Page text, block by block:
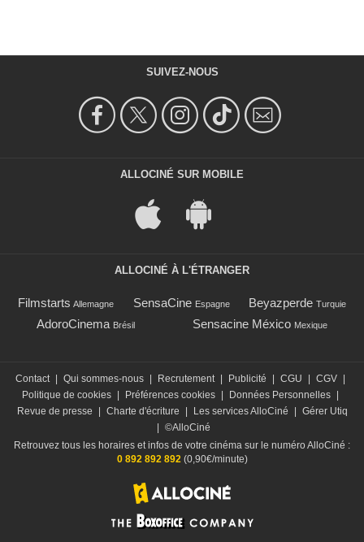
SUIVEZ-NOUS
ALLOCINÉ SUR MOBILE
ALLOCINÉ À L'ÉTRANGER
Filmstarts Allemagne SensaCine Espagne Beyazperde Turquie
AdoroCinema Brésil Sensacine México Mexique
Contact | Qui sommes-nous | Recrutement | Publicité | CGU | CGV |
Politique de cookies | Préférences cookies | Données Personnelles |
Revue de presse
| Charte d'écriture | Les services AlloCiné | Gérer Utiq
| ©AlloCiné
Retrouvez tous les horaires et infos de votre cinéma sur le numéro AlloCiné :
0 892 892 892 (0,90€/minute)